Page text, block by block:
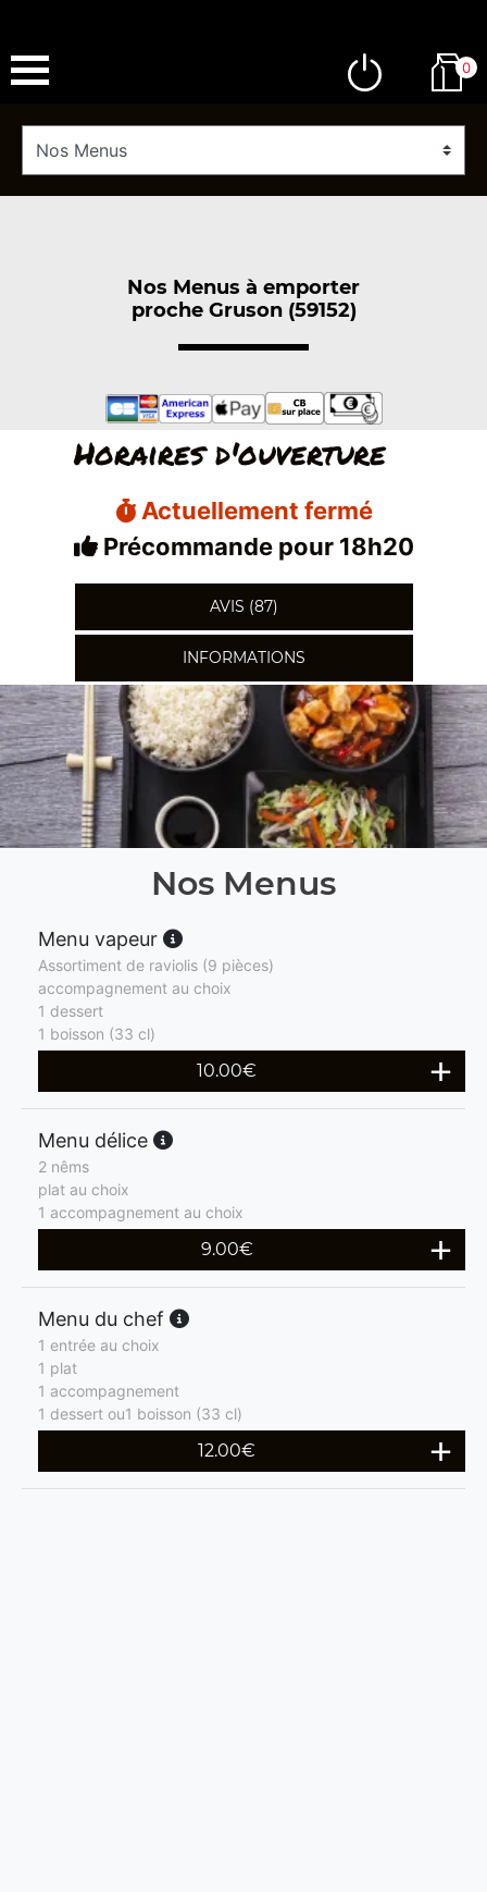
0
Nos Menus à emporter
proche Gruson (59152)
Horaires d'ouverture
Actuellement fermé
Précommande pour 18h20
AVIS (87)
INFORMATIONS
Nos Menus
Menu vapeur
Assortiment de raviolis (9 pièces)
accompagnement au choix
1 dessert
1 boisson (33 cl)
10.00€
Menu délice
2 nêms
plat au choix
1 accompagnement au choix
9.00€
Menu du chef
1 entrée au choix
1 plat
1 accompagnement
1 dessert ou1 boisson (33 cl)
12.00€